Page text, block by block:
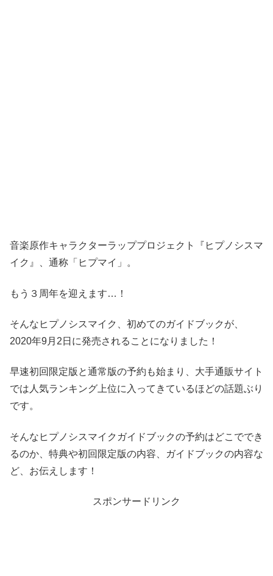
音楽原作キャラクターラッププロジェクト『ヒプノシスマ
イク』、通称「ヒプマイ」。
もう３周年を迎えます…！
そんなヒプノシスマイク、初めてのガイドブックが、
2020年9月2日に発売されることになりました！
早速初回限定版と通常版の予約も始まり、大手通販サイト
では人気ランキング上位に入ってきているほどの話題ぶり
です。
そんなヒプノシスマイクガイドブックの予約はどこででき
るのか、特典や初回限定版の内容、ガイドブックの内容な
ど、お伝えします！
スポンサードリンク